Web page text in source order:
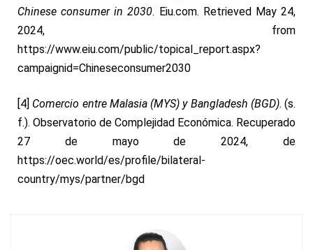
Chinese consumer in 2030. Eiu.com. Retrieved May 24,
2024, from
https://www.eiu.com/public/topical_report.aspx?
campaignid=Chineseconsumer2030
[4] Comercio entre Malasia (MYS) y Bangladesh (BGD). (s.
f.). Observatorio de Complejidad Económica. Recuperado
27 de mayo de 2024, de
https://oec.world/es/profile/bilateral-
country/mys/partner/bgd